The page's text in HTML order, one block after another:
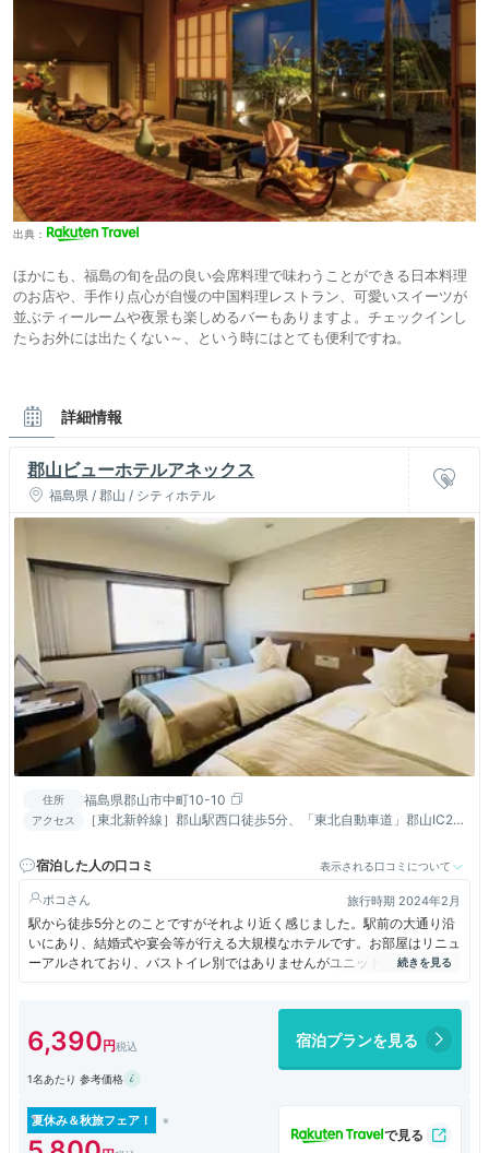
出典：
ほかにも、福島の旬を品の良い会席料理で味わうことができる日本料理
のお店や、手作り点心が自慢の中国料理レストラン、可愛いスイーツが
並ぶティールームや夜景も楽しめるバーもありますよ。チェックインし
たらお外には出たくない～、という時にはとても便利ですね。
詳細情報
郡山ビューホテルアネックス
福島県 / 郡山 / シティホテル
住所 福島県郡山市中町10-10
アクセス
［東北新幹線］郡山駅西口徒歩5分、「東北自動車道」郡山IC20
宿泊した人の口コミ
表示される口コミについて
ポコ 旅行時期 2024年2月
駅から徒歩5分とのことですがそれより近く感じました。駅前の大通り沿
いにあり、結婚式や宴会等が行える大規模なホテルです。お部屋はリニュ
ーアルされており、バストイレ別ではありませんがユニットバスも新しく
てきれいでした。朝食も渡り蟹のお味噌汁などあり、まずまずでした。
6,390 宿泊プランを見る
1名あたり 参考価格
夏休み＆秋旅フェア！